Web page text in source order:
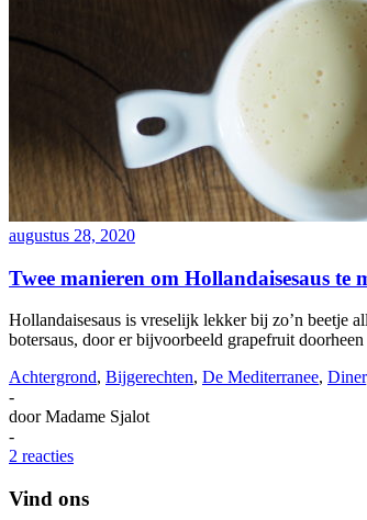
augustus 28, 2020
Twee manieren om Hollandaisesaus
Hollandaisesaus is vreselijk lekker bij zo’n beetje
botersaus, door er bijvoorbeeld grapefruit
Achtergrond, Bijgerechten, De Mediterranee, Diner
-
doorMadame Sjalot
-
2 reacties
Vind ons